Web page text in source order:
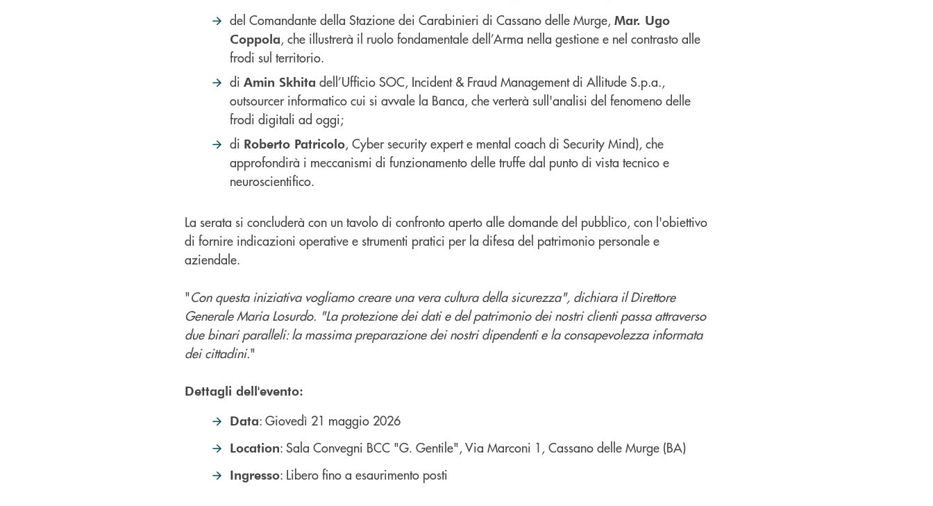
del Comandante della Stazione dei Carabinieri di Cassano delle Murge, Mar. Ugo
Coppola, che illustrerà il ruolo fondamentale dell’Arma nella gestione e nel contrasto alle
frodi sul territorio.
di Amin Skhita dell’Ufficio SOC, Incident & Fraud Management di Allitude S.p.a.,
outsourcer informatico cui si avvale la Banca, che verterà sull'analisi del fenomeno delle
frodi digitali ad oggi;
di Roberto Patricolo, Cyber security expert e mental coach di Security Mind), che
approfondirà i meccanismi di funzionamento delle truffe dal punto di vista tecnico e
neuroscientifico.
La serata si concluderà con un tavolo di confronto aperto alle domande del pubblico, con l'obiettivo
di fornire indicazioni operative e strumenti pratici per la difesa del patrimonio personale e
aziendale.
"Con questa iniziativa vogliamo creare una vera cultura della sicurezza", dichiara il Direttore
Generale Maria Losurdo. "La protezione dei dati e del patrimonio dei nostri clienti passa attraverso
due binari paralleli: la massima preparazione dei nostri dipendenti e la consapevolezza informata
dei cittadini."
Dettagli dell'evento:
Data: Giovedì 21 maggio 2026
Location: Sala Convegni BCC "G. Gentile", Via Marconi 1, Cassano delle Murge (BA)
Ingresso: Libero fino a esaurimento posti